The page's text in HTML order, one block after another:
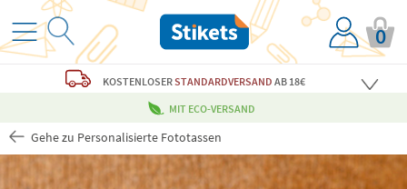
0
KOSTENLOSERSTANDARDVERSAND AB 18€
MIT ECO-VERSAND
Gehe zu Personalisierte Fototassen